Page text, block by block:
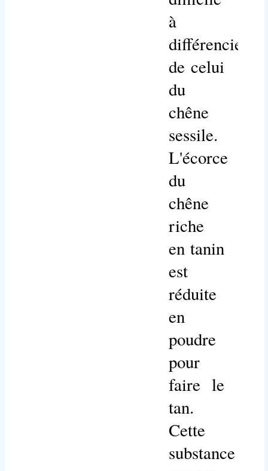
à
différencier
de celui
du
chêne
sessile.
L'écorce
du
chêne
riche
en tanin
est
réduite
en
poudre
pour
faire le
tan.
Cette
substance